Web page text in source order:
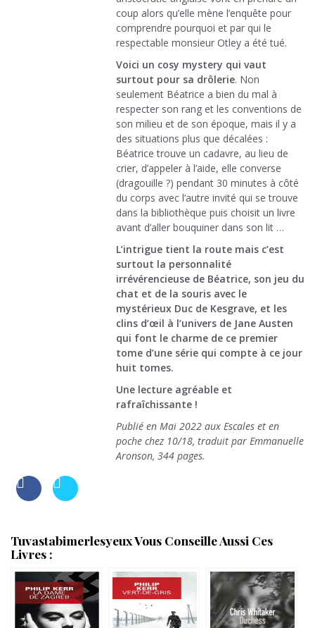
coup alors qu’elle mène l’enquête pour
comprendre pourquoi et par qui le
respectable monsieur Otley a été tué.
Voici un cosy mystery qui vaut
surtout pour sa drôlerie. Non
seulement Béatrice a bien du mal à
respecter son rang et les conventions de
son milieu et de son époque, mais il y a
des situations plus que décalées :
Béatrice trouve un cadavre, au lieu de
crier, d’appeler à l’aide, elle converse
(dragouille ?) pendant 30 minutes à côté
du corps avec l’autre invité qui se trouve
dans la bibliothèque puis choisit un livre
avant d’aller bouquiner dans son lit …
L’intrigue tient la route mais c’est
surtout la personnalité
irrévérencieuse de Béatrice, son jeu du
chat et de la souris avec le
mystérieux Duc de Kesgrave, et les
clins d’œil à l’univers de Jane Austen
qui font le charme de ce premier
tome d’une série qui compte à ce jour
huit tomes.
Une lecture agréable et
rafraîchissante !
Publié en Mai 2022 aux Escales et en
poche chez 10/18, traduit par Emmanuelle
Aronson, 344 pages.
Tuvastabimerlesyeux Vous Conseille Aussi Ces
Livres :